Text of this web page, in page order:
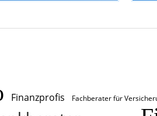
Finanzprofis Fachberater für